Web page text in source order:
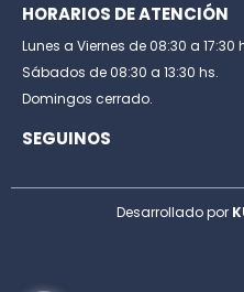
HORARIOS DE ATENCIÓN
Lunes a Viernes de 08:30 a 17:30
Sábados de 08:30 a 13:30 hs.
Domingos cerrado.
SEGUINOS
Desarrollado por